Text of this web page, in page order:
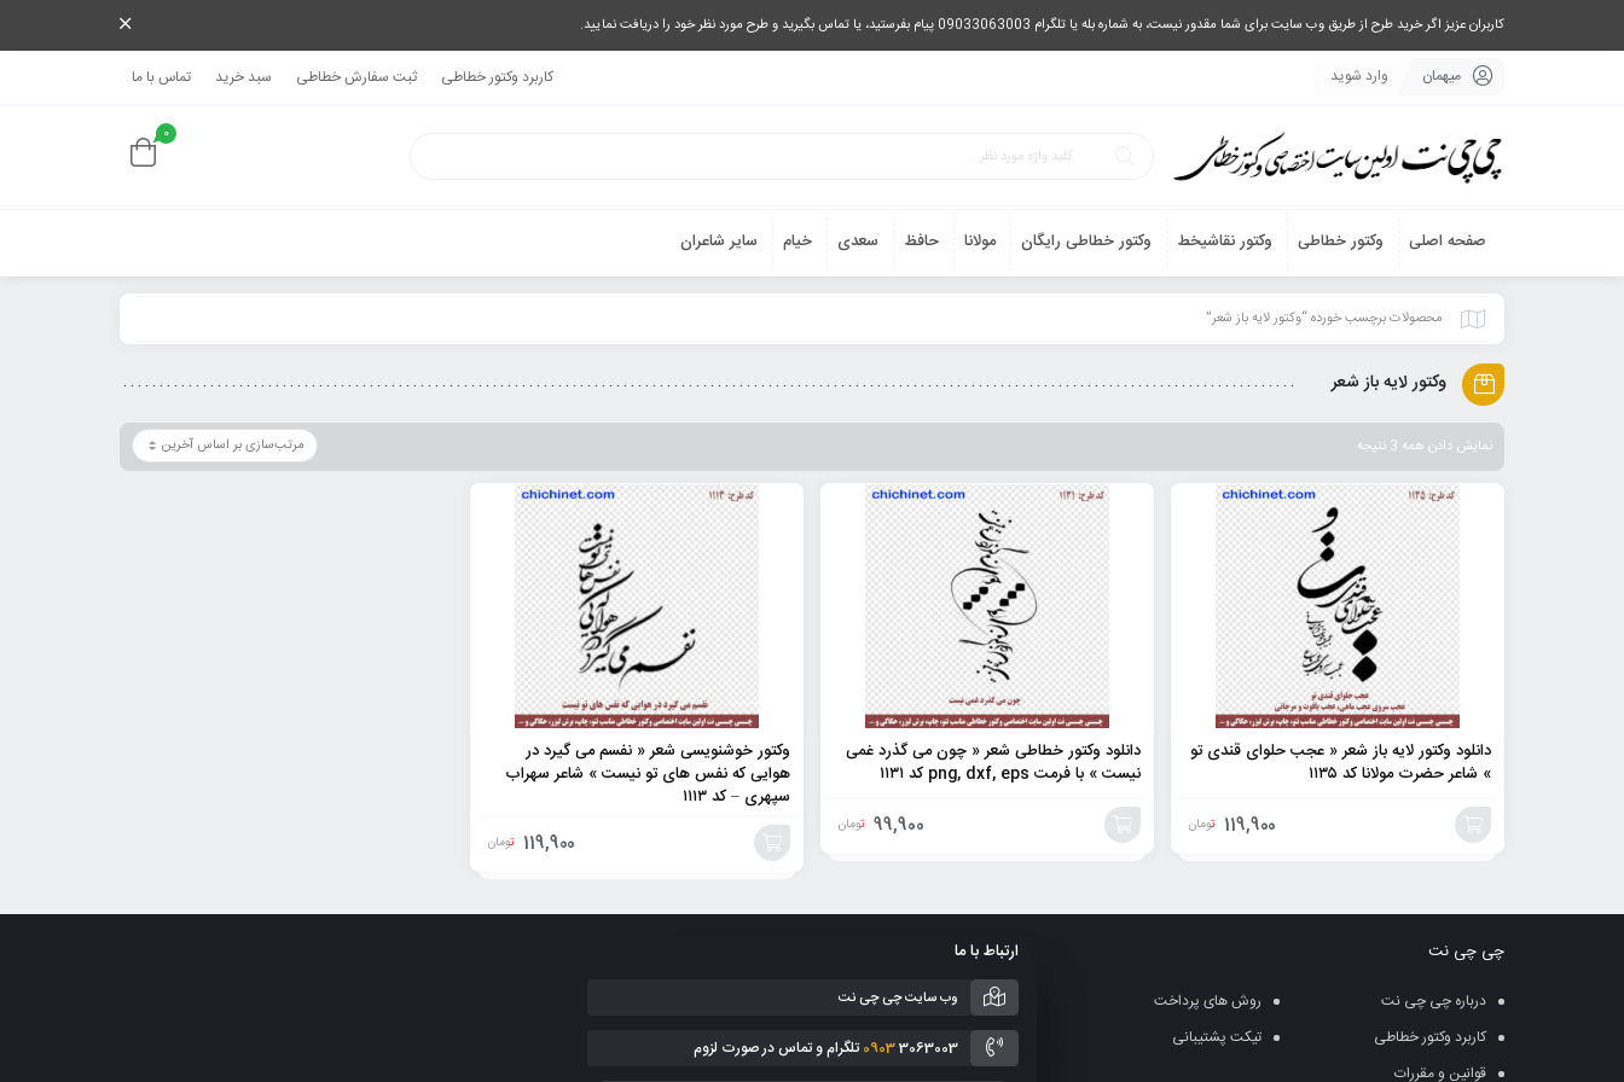
کاربران عزیز اگر خرید طرح از طریق وب سایت برای شما مقدور نیست، به شماره بله یا تلگرام 09033063003 پیام بفرستید، یا تماس بگیرید و طرح مورد نظر خود را دریافت نمایید.
میهمان وارد شوید کاربرد وکتور خطاطی ثبت سفارش خطاطی سبد خرید تماس با ما
0
صفحه اصلی وکتور خطاطی وکتور نقاشیخط وکتور خطاطی رایگان مولانا حافظ سعدی خیام سایر شاعران
محصولات برچسب خورده “وکتور لایه باز شعر”
وکتور لایه باز شعر
نمایش دادن همه 3 نتیجه
دانلود وکتور لایه باز شعر « عجب حلوای قندی تو
» شاعر حضرت مولانا کد ۱۱۳۵
119,900 تومان
به
سبد
دانلود وکتور خطاطی شعر « چون می گذرد غمی
نیست » با فرمت png, dxf, eps کد ۱۱۳۱
99,900 تومان
به
وکتور خوشنویسی شعر « نفسم می گیرد در
هوایی که نفس های تو نیست » شاعر سهراب
سپهری – کد ۱۱۱۳
119,900 تومان
چی چی نت
درباره چی چی نت
روش های پرداخت
کاربرد وکتور خطاطی
تیکت پشتیبانی
قوانین و مقررات
ارتباط با ما
وب سایت چی چی نت
09033063003 تلگرام و تماس در صورت لزوم